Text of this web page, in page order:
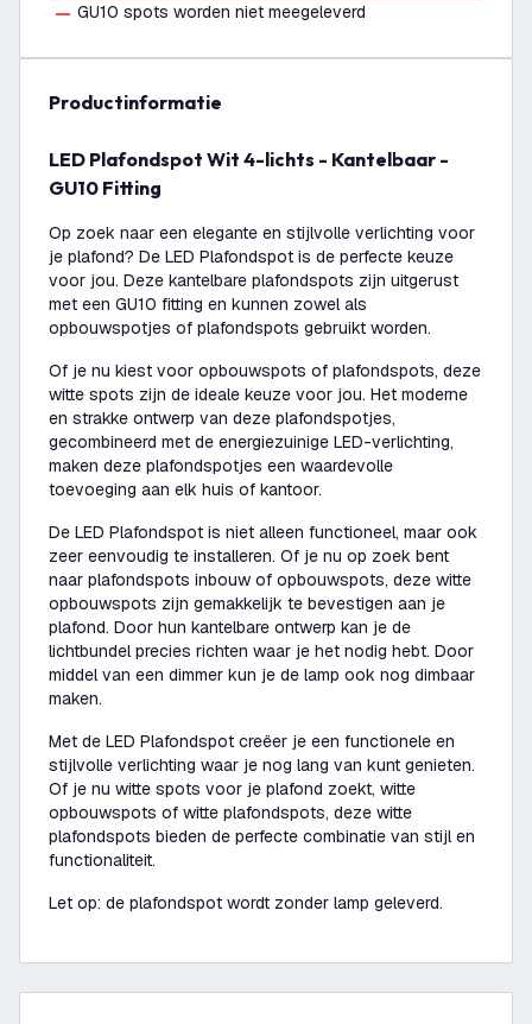
GU10 spots worden niet meegeleverd
productinformatie
LED Plafondspot Wit 4-lichts - Kantelbaar -
GU10 Fitting
Op zoek naar een elegante en stijlvolle verlichting voor
je plafond? De LED Plafondspot is de perfecte keuze
voor jou. Deze kantelbare plafondspots zijn uitgerust
met een GU10 fitting en kunnen zowel als
opbouwspotjes of plafondspots gebruikt worden.
Of je nu kiest voor opbouwspots of plafondspots, deze
witte spots zijn de ideale keuze voor jou. Het moderne
en strakke ontwerp van deze plafondspotjes,
gecombineerd met de energiezuinige LED-verlichting,
maken deze plafondspotjes een waardevolle
toevoeging aan elk huis of kantoor.
De LED Plafondspot is niet alleen functioneel, maar ook
zeer eenvoudig te installeren. Of je nu op zoek bent
naar plafondspots inbouw of opbouwspots, deze witte
opbouwspots zijn gemakkelijk te bevestigen aan je
plafond. Door hun kantelbare ontwerp kan je de
lichtbundel precies richten waar je het nodig hebt. Door
middel van een dimmer kun je de lamp ook nog dimbaar
maken.
Met de LED Plafondspot creëer je een functionele en
stijlvolle verlichting waar je nog lang van kunt genieten.
Of je nu witte spots voor je plafond zoekt, witte
opbouwspots of witte plafondspots, deze witte
plafondspots bieden de perfecte combinatie van stijl en
functionaliteit.
Let op: de plafondspot wordt zonder lamp geleverd.